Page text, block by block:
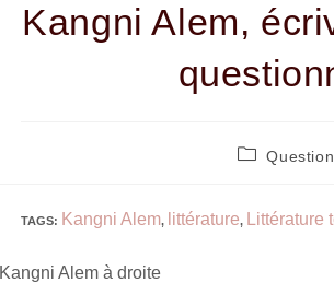
Kangni Alem,
TAGS: Kangni Alem, littérature, Littérature
Kangni Alem à droite